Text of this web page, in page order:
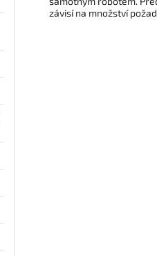
závisí na množství